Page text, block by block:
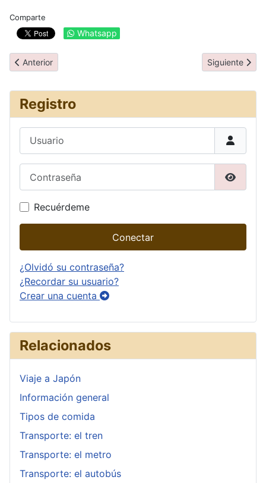
Comparte
Whatsapp
Artículo anterior: Día 01: Barcelona - Estambul
Anterior Artículo
Siguiente
Registro
Recuérdeme
Conectar
¿Olvidó su contraseña?
¿Recordar su usuario?
Crear una cuenta
Relacionados
Viaje a Japón
Información general
Tipos de comida
Transporte: el tren
Transporte: el metro
Transporte: el autobús